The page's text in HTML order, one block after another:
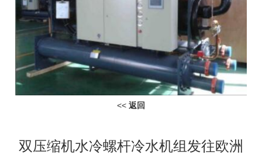
<< 返回
双压缩机水冷螺杆冷水机组发往欧洲